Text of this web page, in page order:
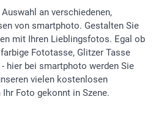
an verschiedenen,
von smartphoto. Gestalten Sie
mit Ihren Lieblingsfotos. Egal ob
Fototasse, Glitzer Tasse
hier bei smartphoto werden Sie
vielen kostenlosen
Foto gekonnt in Szene.